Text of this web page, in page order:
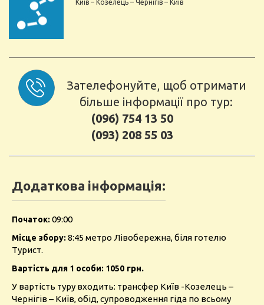
Київ – Козелець – Чернігів – Київ
Зателефонуйте, щоб отримати
більше інформації про тур:
(096) 754 13 50
(093) 208 55 03
Додаткова інформація:
Початок: 09:00
Місце збору: 8:45 метро Лівобережна, біля готелю
Турист.
Вартість для 1 особи: 1050 грн.
У вартість туру входить: трансфер Київ -Козелець –
Чернігів – Київ, обід, супроводження гіда по всьому